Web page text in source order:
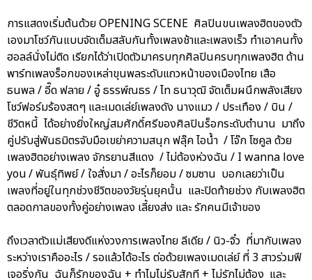
การแสดงเริ่มต้นด้วย OPENING SCENE ศิลปินขนเพลงฮิตของตัว
เองมาโชว์กันแบบจัดเต็มสลับกันทั้งเพลงช้าและเพลงเร็ว ทำเอาคนทั้ง
ฮอลล์นั่งไม่ติด เรียกได้ว่าเปิดตัวมาครบทุกศิลปินครบทุกเพลงฮิต ด้าน
พาร์ทเพลงร็อกของเหล่าขุนพลระดับแถวหน้าของเมืองไทย เสือ
ธนพล / อี๊ด ฟลาย / อู๋ ธรรพ์ณธร / ไท ธนาวุฒิ จัดเต็มผนึกพลังเสียง
โชว์ฟอร์มร้องสดๆ และเมดเล่ย์เพลงดัง นางแมว / ประเทือง / บิน /
ชีวิตหนี้ ได้อย่างยิ่งใหญ่สมศักดิ์ศรีของศิลปินร็อกระดับตำนาน มาถึง
คู่ปรับสู่พันธมิตรจับมือเขย่าความสนุก ฟลุ๊ค ไอน้ำ / โจ๊ก โซคูล ด้วย
เพลงฮิตอย่างเพลง จักรยานสีแดง / ไม่ต้องห่วงฉัน / I wanna love
you / พันธุ์ทิพย์ / ใจสั่งมา / อะไรก็ยอม / ซมซาน บอกเลยว่าเป็น
เพลงที่อยู่ในทุกช่วงชีวิตของวัยรุ่นยุคนั้น และปิดท้ายช่วง กับเพลงฮิต
ตลอดกาลของทั้งคู่อย่างเพลง เลี้ยงส่ง และ รักคนมีเจ้าของ
ถึงเวลาตัวแม่เสียงดีแห่งวงการเพลงไทย ลีเดีย / นิว-จิ๋ว ที่มากับเพลง
ระหว่างเราคืออะไร / รอแล้วได้อะไร ต่อด้วยเพลงเมดเล่ย์ ที่ 3 สาวร่วมฟี
เจอริ่งกัน ฉันก็รักของฉัน + ทำไมไม่รับสักที + ไม่รักไม่ต้อง และ